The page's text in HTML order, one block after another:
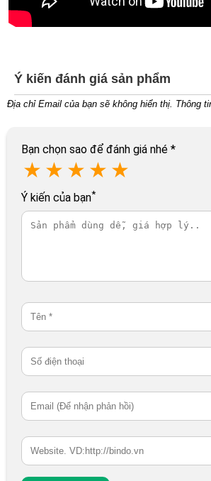
Ý kiến đánh giá sản phẩm
Địa chỉ Email của bạn sẽ không hiển thị. Thông
Bạn chọn sao để đánh giá nhé *
★ ★ ★ ★ ★
Ý kiến của bạn*